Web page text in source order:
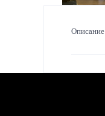
Описание